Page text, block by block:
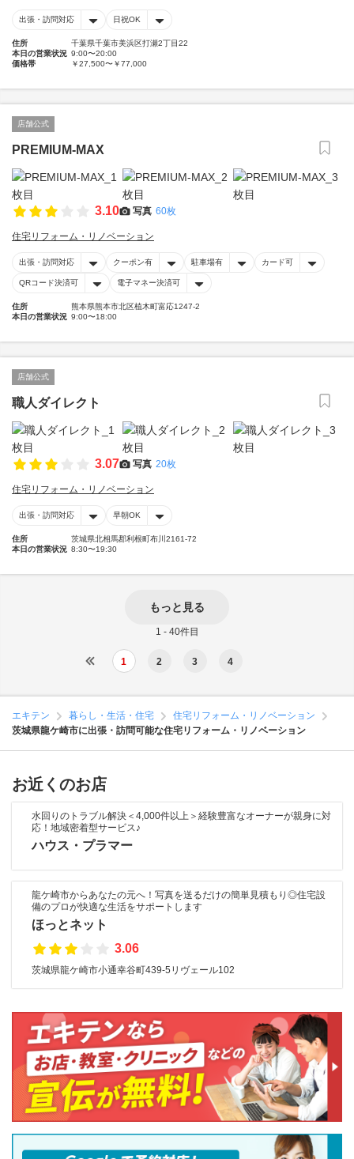
出張・訪問対応 日祝OK
住所
千葉県千葉市美浜区打瀬2丁目22
本日の営業状況 9:00〜20:00
価格帯
￥27,500〜￥77,000
店舗公式
PREMIUM-MAX
3.10 写真 60枚
住宅リフォーム・リノベーション
出張・訪問対応 クーポン有 駐車場有 カード可
QRコード決済可 電子マネー決済可
住所
熊本県熊本市北区植木町富応1247-2
本日の営業状況 9:00〜18:00
店舗公式
職人ダイレクト
3.07 写真 20枚
住宅リフォーム・リノベーション
出張・訪問対応 早朝OK
住所
茨城県北相馬郡利根町布川2161-72
本日の営業状況 8:30〜19:30
もっと見る
1 - 40件目
1 2 3 4
エキテン 暮らし・生活・住宅
住宅リフォーム・リノベーション
茨城県龍ケ崎市に出張・訪問可能な住宅リフォーム・リノベーション
お近くのお店
水回りのトラブル解決＜4,000件以上＞経験豊富なオーナーが親身に対
応！地域密着型サービス♪
ハウス・プラマー
龍ケ崎市からあなたの元へ！写真を送るだけの簡単見積もり◎住宅設
備のプロが快適な生活をサポートします
ほっとネット
3.06
茨城県龍ケ崎市小通幸谷町439-5リヴェール102